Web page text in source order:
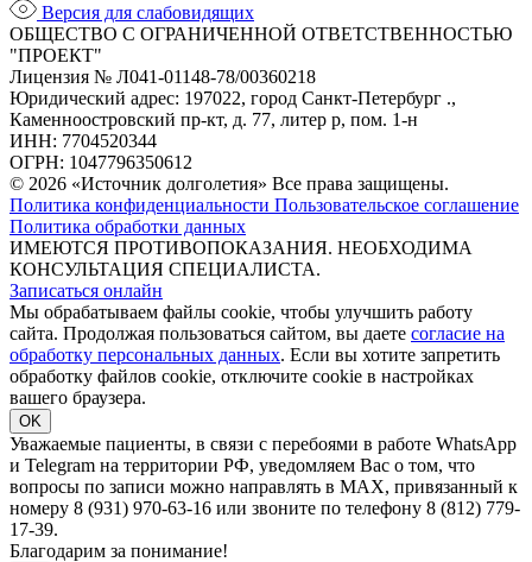
Версия для слабовидящих
ОБЩЕСТВО С ОГРАНИЧЕННОЙ ОТВЕТСТВЕННОСТЬЮ
"ПРОЕКТ"
Лицензия № Л041-01148-78/00360218
Юридический адрес: 197022, город Санкт-Петербург .,
Каменноостровский пр-кт, д. 77, литер р, пом. 1-н
ИНН: 7704520344
ОГРН: 1047796350612
© 2026 «Источник долголетия» Все права защищены.
Политика конфиденциальности Пользовательское соглашение
Политика обработки данных
ИМЕЮТСЯ ПРОТИВОПОКАЗАНИЯ. НЕОБХОДИМА
КОНСУЛЬТАЦИЯ СПЕЦИАЛИСТА.
Записаться онлайн
Мы обрабатываем файлы cookie, чтобы улучшить работу
сайта. Продолжая пользоваться сайтом, вы даете согласие на
обработку персональных данных. Если вы хотите запретить
обработку файлов cookie, отключите cookie в настройках
вашего браузера.
OK
Уважаемые пациенты, в связи с перебоями в работе WhatsApp
и Telegram на территории РФ, уведомляем Вас о том, что
вопросы по записи можно направлять в MAX, привязанный к
номеру 8 (931) 970-63-16 или звоните по телефону 8 (812) 779-
17-39.
Благодарим за понимание!